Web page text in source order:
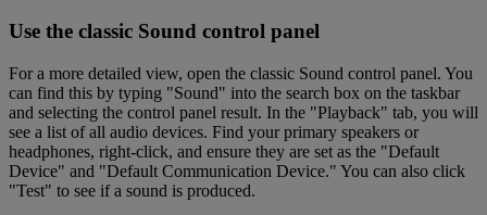
Use the classic Sound control panel
For a more detailed view, open the classic Sound control panel. You
can find this by typing "Sound" into the search box on the taskbar
and selecting the control panel result. In the "Playback" tab, you will
see a list of all audio devices. Find your primary speakers or
headphones, right-click, and ensure they are set as the "Default
Device" and "Default Communication Device." You can also click
"Test" to see if a sound is produced.